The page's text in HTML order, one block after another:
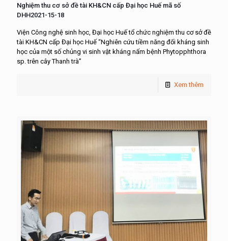
Nghiệm thu cơ sở đề tài KH&CN cấp Đại học Huế mã số
DHH2021-15-18
Viện Công nghệ sinh học, Đại học Huế tổ chức nghiệm thu cơ sở đề
tài KH&CN cấp Đại học Huế “Nghiên cứu tiềm năng đối kháng sinh
học của một số chủng vi sinh vật kháng nấm bệnh Phytopphthora
sp. trên cây Thanh trà”
Xem thêm